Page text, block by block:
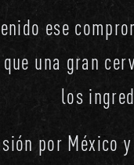
ese
una gran
los
por México